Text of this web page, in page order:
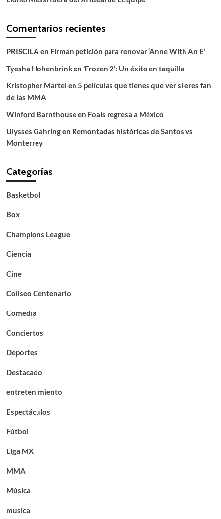
Comentarios recientes
PRISCILA en Firman petición para renovar ‘Anne With An E’
Tyesha Hohenbrinken ‘Frozen 2’: Un éxito en taquilla
Kristopher Martel en 5 películas que tienes que ver si eres fan
de las MMA
Winford Barnthouseen Foals regresa a México
Ulysses Gahringen Remontadas históricas de Santos vs
Monterrey
Categorías
Basketbol
Box
Champions League
Ciencia
Cine
Coliseo Centenario
Comedia
Conciertos
Deportes
Destacado
entretenimiento
Espectáculos
Fútbol
Liga MX
MMA
Música
musica